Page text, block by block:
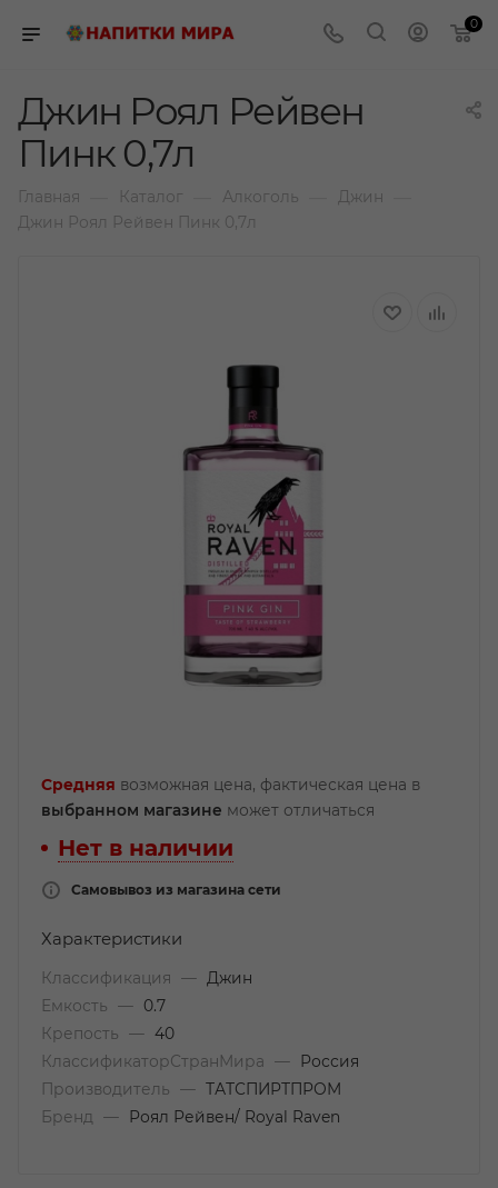
0
Джин Роял Рейвен
Пинк 0,7л
Главная Каталог Алкоголь Джин
Джин Роял Рейвен Пинк 0,7л
Средняя возможная цена, фактическая цена в
выбранном магазине может отличаться
Нет в наличии
Самовывоз из магазина сети
Характеристики
Классификация —
Джин
Емкость
—
0.7
Крепость
— 40
КлассификаторСтранМира
—
Россия
Производитель
— ТАТСПИРТПРОМ
Бренд
— Роял Рейвен/ Royal Raven